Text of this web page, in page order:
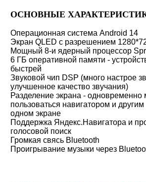
ОСНОВНЫЕ
Операционная система Android 14
Экран QLED с разрешением
Мощный 8-и ядерный процессор
6 ГБ оперативной памяти -
быстрей
Звуковой чип DSP (много настрое
улучшенное качество звучания)
Разделение экрана - одновременно
пользоваться навигатором и
одном экране
Поддержка Яндекс.Навигатора и
голосовой поиск
Громкая свясь Bluetooth
Проигрывание музыки через